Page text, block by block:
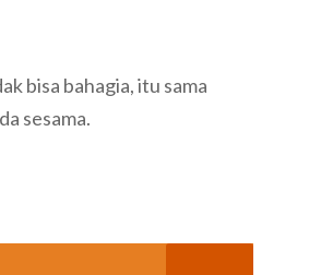
bisa bahagia, itu sama
sesama.